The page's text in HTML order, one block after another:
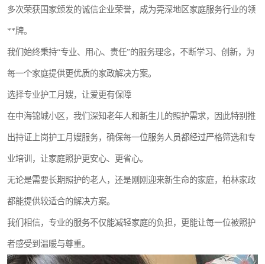
多次荣获国家颁发的诚信企业荣誉，成为莞深地区家庭服务行业的领
**牌。
我们始终秉持“专业、用心、责任”的服务理念，不断学习、创新，为
每一个家庭提供更优质的家政解决方案。
选择专业护工月嫂，让爱更有保障
在中海锦城小区，我们深知老年人和新生儿的照护需求，因此特别推
出持证上岗护工月嫂服务，确保每一位服务人员都经过严格筛选和专
业培训，让家庭照护更安心、更省心。
无论是需要长期照护的老人，还是刚刚迎来新生命的家庭，柏林家政
都能提供较适合的解决方案。
我们相信，专业的服务不仅能减轻家庭的负担，更能让每一位被照护
者感受到温暖与尊重。